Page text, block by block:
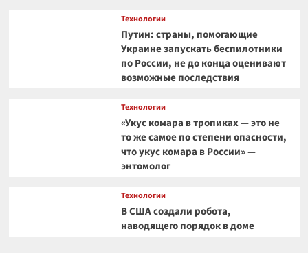
Технологии
Путин: страны, помогающие
Украине запускать беспилотники
по России, не до конца оценивают
возможные последствия
Технологии
«Укус комара в тропиках — это не
то же самое по степени опасности,
что укус комара в России» —
энтомолог
Технологии
В США создали робота,
наводящего порядок в доме